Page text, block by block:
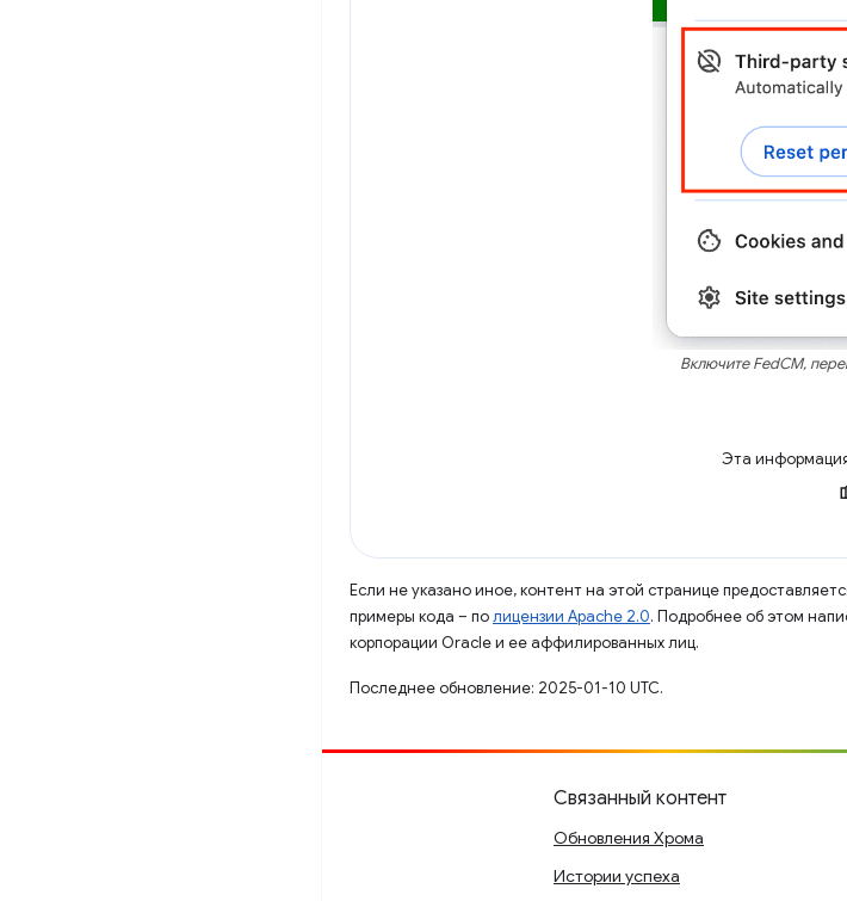
Включите FedCM,
Эта
Если не указано иное, контент на этой странице
примеры кода – полицензии Apache 2.0. Подробнее об этом
корпорации Oracle и ее аффилированных лиц.
Последнее обновление: 2025-01-10 UTC.
Связанный контент
Обновления Хрома
Истории успеха